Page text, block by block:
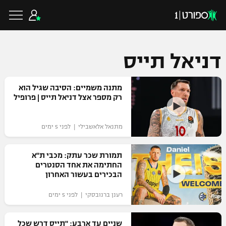
כדורגל ישראלי
ליגת העל
גביע הטוטו
ליגיונרים
גביע המדינה
כדורגל עולמי
ליגת האלופות
ליגה אירופית
ליגה אנגלית
כדורסל ישראלי
ליגת ווינר סל
ליגה לאומית
כדורסל עולמי
דניאל תייס
מתנה משמיים: הסיבה שגיל הוא
רק מספר אצל דניאל תייס | פרופיל
מתנאל אלאשבילי | לפני 5 ימים
תמורת שכר עתק: מכבי ת"א
החתימה את אחד הסנטרים
הבכירים בעשור האחרון
רענן ברנובסקי | לפני 5 ימים
שניים עד ארבע: "תייס דרש שכל